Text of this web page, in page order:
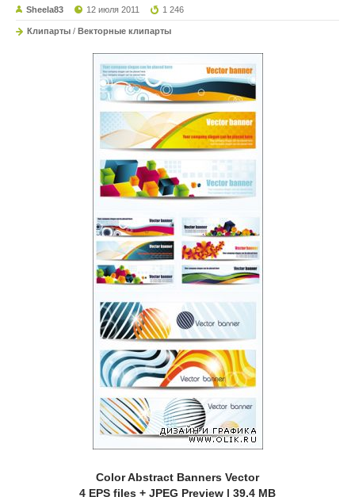
Sheela83 12 июля 2011 1 246
Клипарты / Векторные клипарты
Color Abstract Banners Vector
4 EPS files + JPEG Preview | 39,4 MB